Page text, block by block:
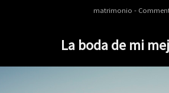
matrimonio -
La boda de mi